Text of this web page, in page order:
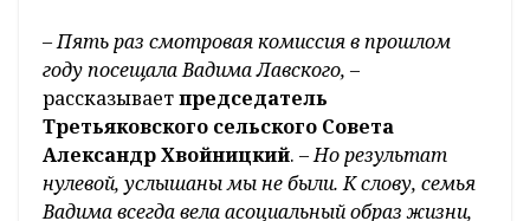
–Пять раз смотровая комиссия в прошлом
году посещала Вадима Лавского, –
рассказываетпредседатель
Третьяковского сельского Совета
Александр Хвойницкий. –Но результат
нулевой, услышаны мы не были. К слову, семья
Вадима всегда вела асоциальный образ жизни,